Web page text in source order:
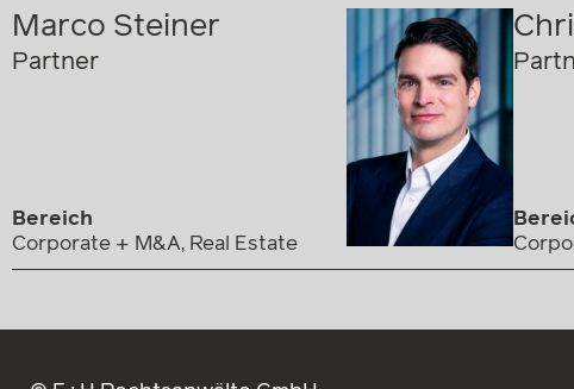
Marco Steiner
Partner
Bereich
Corporate + M&A, Real Estate